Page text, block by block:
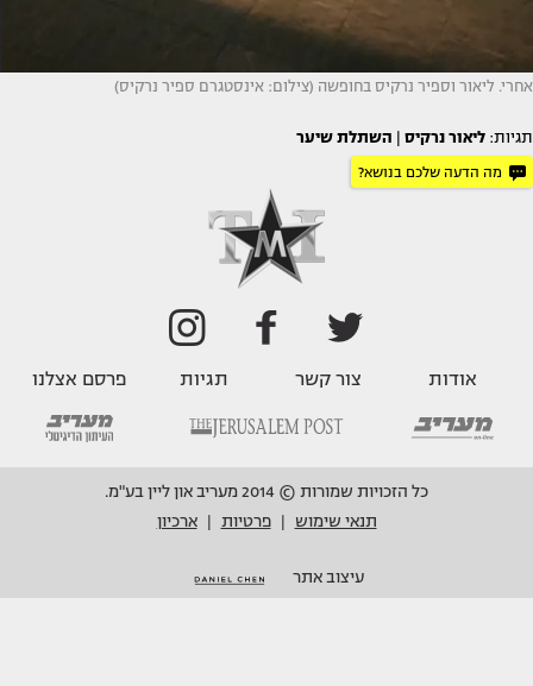
אחרי. ליאור וספיר נרקיס בחופשה (צילום: אינסטגרם ספיר נרקיס)
תגיות: ליאור נרקיס השתלת שיער
מה הדעה שלכם בנושא?
אודות צור קשר תגיות פרסם אצלנו
כל הזכויות שמורות © 2014 מעריב און ליין בע"מ.
תנאי שימוש
פרטיות ארכיון
עיצוב אתר